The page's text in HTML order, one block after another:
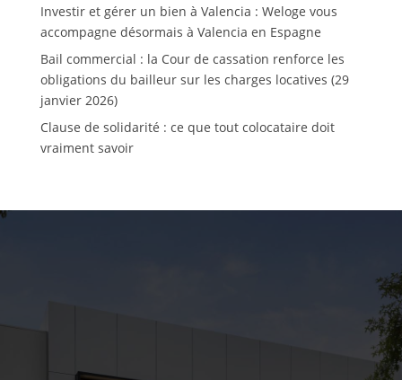
Investir et gérer un bien à Valencia : Weloge vous
accompagne désormais à Valencia en Espagne
Bail commercial : la Cour de cassation renforce les
obligations du bailleur sur les charges locatives (29
janvier 2026)
Clause de solidarité : ce que tout colocataire doit
vraiment savoir